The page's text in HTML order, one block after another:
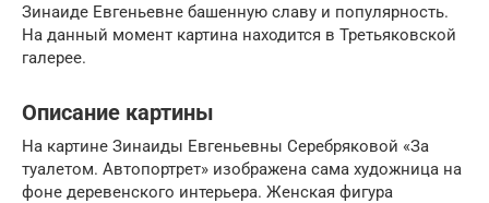
Зинаиде Евгеньевне башенную славу и популярность.
На данный момент картина находится в Третьяковской
галерее.
Описание картины
На картине Зинаиды Евгеньевны Серебряковой «За
туалетом. Автопортрет» изображена сама художница на
фоне деревенского интерьера. Женская фигура